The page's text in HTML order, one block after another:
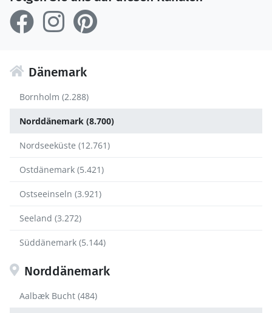
Dänemark
Bornholm (2.288)
Norddänemark (8.700)
Nordseeküste (12.761)
Ostdänemark (5.421)
Ostseeinseln (3.921)
Seeland (3.272)
Süddänemark (5.144)
Norddänemark
Aalbæk Bucht (484)